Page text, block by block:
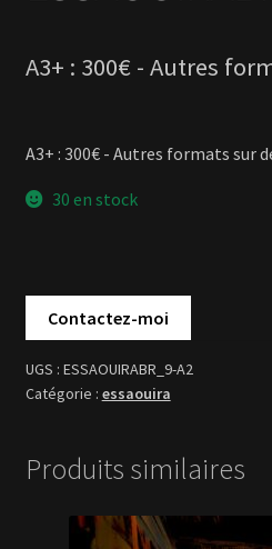
A3+ : 300€ - Autres formats sur
30 en stock
ESSAOUIRABR_9-A2
essaouira
Produits similaires